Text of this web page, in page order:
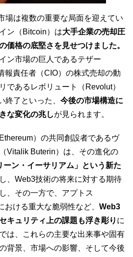
場は複数の重要な局面を迎えてい
ン（Bitcoin）は大手企業の売却圧
価格の底堅さを見せつけました。
ン市場の巨人であるテザー
報責任者（CIO）の株式売却の動
であるレボリュート（Revolut）
終了といった、 今後の市場構造に
な変化の兆しが見られます。
）の共同創設者であるヴ
Vitalik Buterin）は、その進化の
ーン・イーサリアム」という新た
、Web3技術の将来に対する期待
、その一方で、アプトス
おける重大な脆弱性など、 Web3
キュリティ上の課題も浮き彫り に
は、これらの主要な出来事や固有
背景、市場への影響、そして今後